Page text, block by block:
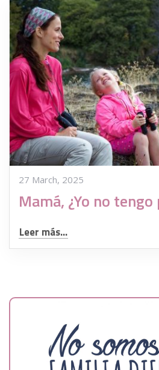
27 March, 2025
Mamá, ¿Yo no tengo
Leer más...